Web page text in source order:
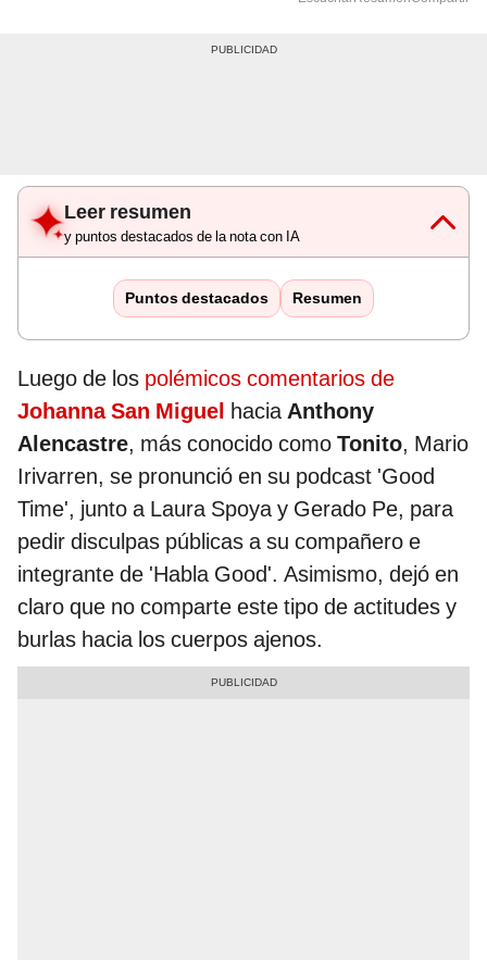
Leer resumen
y puntos destacados de la nota con IA
Puntos destacados Resumen
Luego de los polémicos comentarios de
Johanna San Miguel haciaAnthony
Alencastre, más conocido como Tonito, Mario
Irivarren, se pronunció en su podcast 'Good
Time', junto a Laura Spoya y Gerado Pe, para
pedir disculpas públicas a su compañero e
integrante de 'Habla Good'. Asimismo, dejó en
claro que no comparte este tipo de actitudes y
burlas hacia los cuerpos ajenos.